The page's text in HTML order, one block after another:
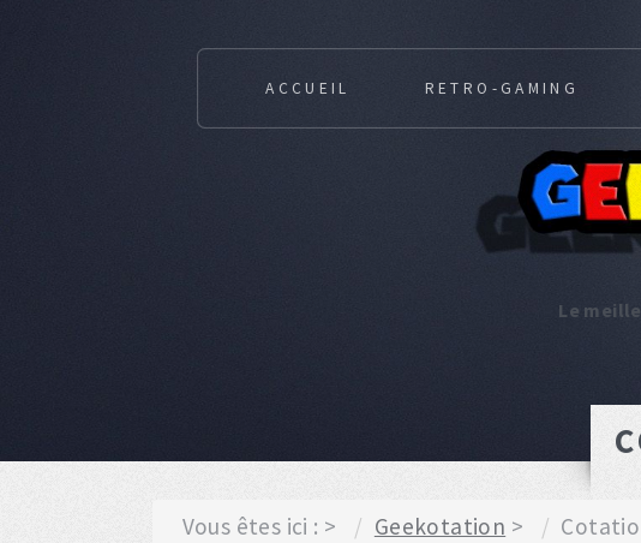
Le
ACCUEIL RETRO-GAMING
Vous êtes ici : Geekotation